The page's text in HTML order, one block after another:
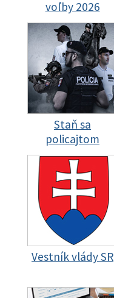
voľby 2026
Staň sa
policajtom
Vestník vlády SR